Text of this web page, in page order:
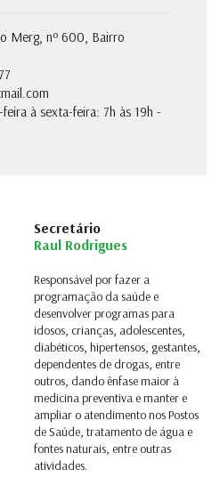
Merg, nº 600, Bairro
feira à sexta-feira: 7h às 19h -
Secretário
Raul Rodrigues
Responsável por fazer a
programação da saúde e
desenvolver programas para
idosos, crianças, adolescentes,
diabéticos, hipertensos, gestantes,
dependentes de drogas, entre
outros, dando ênfase maior à
medicina preventiva e manter e
ampliar o atendimento nos Postos
de Saúde, tratamento de água e
fontes naturais, entre outras
atividades.